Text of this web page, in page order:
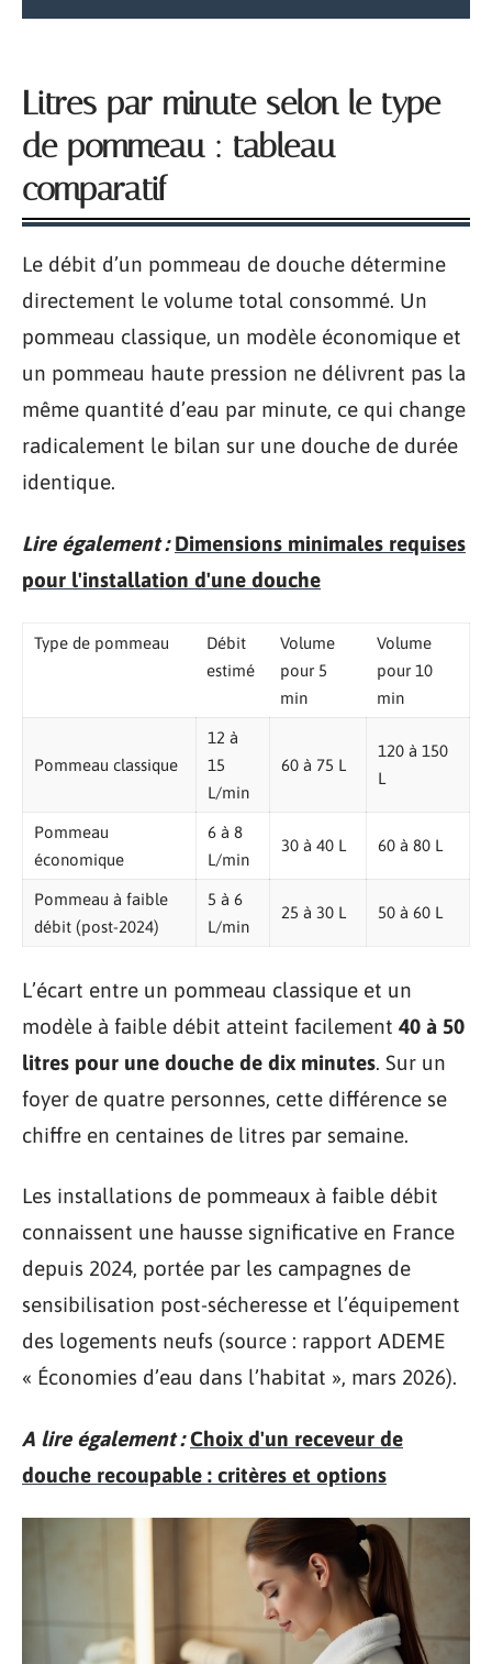
Litres par minute selon le type
de pommeau : tableau
comparatif
Le débit d’un pommeau de douche détermine
directement le volume total consommé. Un
pommeau classique, un modèle économique et
un pommeau haute pression ne délivrent pas la
même quantité d’eau par minute, ce qui change
radicalement le bilan sur une douche de durée
identique.
Lire également : Dimensions minimales requises
pour l'installation d'une douche
Type de pommeau
Débit
estimé
Volume
pour 5
min
Volume
pour 10
min
Pommeau classique
12 à
15
L/min
60 à 75 L
120 à 150
L
Pommeau
économique
6 à 8
L/min
30 à 40 L 60 à 80 L
Pommeau à faible
débit (post-2024)
5 à 6
L/min
25 à 30 L 50 à 60 L
L’écart entre un pommeau classique et un
modèle à faible débit atteint facilement 40 à 50
litres pour une douche de dix minutes. Sur un
foyer de quatre personnes, cette différence se
chiffre en centaines de litres par semaine.
Les installations de pommeaux à faible débit
connaissent une hausse significative en France
depuis 2024, portée par les campagnes de
sensibilisation post-sécheresse et l’équipement
des logements neufs (source : rapport ADEME
« Économies d’eau dans l’habitat », mars 2026).
A lire également : Choix d'un receveur de
douche recoupable : critères et options